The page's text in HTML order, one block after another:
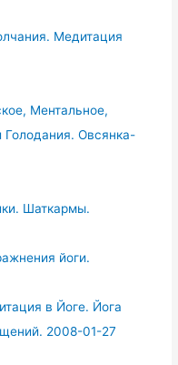
Медитация
Ментальное,
Голодания. Овсянка-
Шаткармы.
йоги.
в Йоге. Йога
2008-01-27